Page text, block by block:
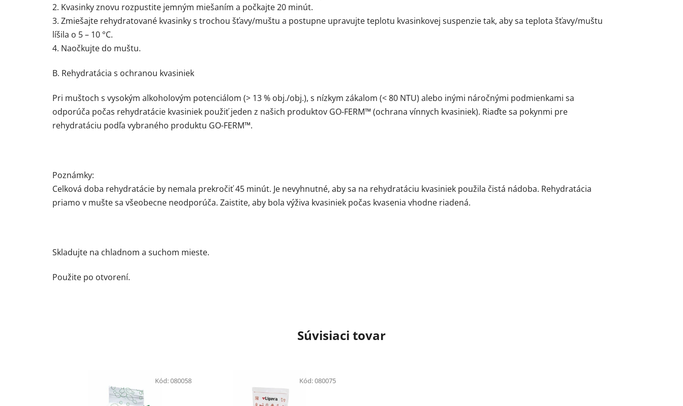
2. Kvasinky znovu rozpustite jemným miešaním a počkajte 20 minút.
3. Zmiešajte rehydratované kvasinky s trochou šťavy/muštu a postupne upravujte teplotu kvasinkovej suspenzie tak, aby sa teplota šťavy/muštu
líšila o 5 – 10 °C.
4. Naočkujte do muštu.
B. Rehydratácia s ochranou kvasiniek
Pri muštoch s vysokým alkoholovým potenciálom (> 13 % obj./obj.), s nízkym zákalom (< 80 NTU) alebo inými náročnými podmienkami sa
odporúča počas rehydratácie kvasiniek použiť jeden z našich produktov GO-FERM™ (ochrana vínnych kvasiniek). Riaďte sa pokynmi pre
rehydratáciu podľa vybraného produktu GO-FERM™.
Poznámky:
Celková doba rehydratácie by nemala prekročiť 45 minút. Je nevyhnutné, aby sa na rehydratáciu kvasiniek použila čistá nádoba. Rehydratácia
priamo v mušte sa všeobecne neodporúča. Zaistite, aby bola výživa kvasiniek počas kvasenia vhodne riadená.
Skladujte na chladnom a suchom mieste.
Použite po otvorení.
Súvisiaci tovar
Kód:080058 Kód:080075